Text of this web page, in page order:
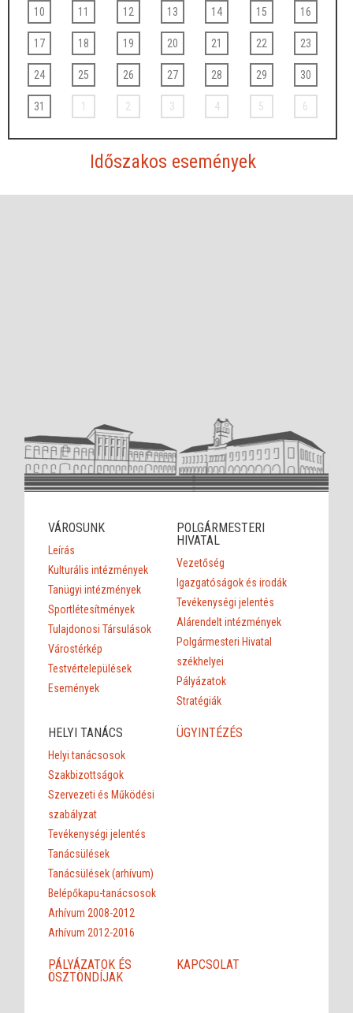
10 11 12 13 14 15 16
17 18 19 20 21 22 23
24 25 26 27 28 29 30
31 1 2 3 4 5 6
Időszakos események
VÁROSUNK
Leírás
Kulturális intézmények
Tanügyi intézmények
Sportlétesítmények
Tulajdonosi Társulások
Várostérkép
Testvértelepülések
Események
POLGÁRMESTERI
HIVATAL
Vezetőség
Igazgatóságok és irodák
Tevékenységi jelentés
Alárendelt intézmények
Polgármesteri Hivatal
székhelyei
Pályázatok
Stratégiák
HELYI TANÁCS
Helyi tanácsosok
Szakbizottságok
Szervezeti és Működési
szabályzat
Tevékenységi jelentés
Tanácsülések
Tanácsülések (arhívum)
Belépőkapu-tanácsosok
Arhívum 2008-2012
Arhívum 2012-2016
ÜGYINTÉZÉS
PÁLYÁZATOK ÉS
ÖSZTÖNDÍJAK
KAPCSOLAT